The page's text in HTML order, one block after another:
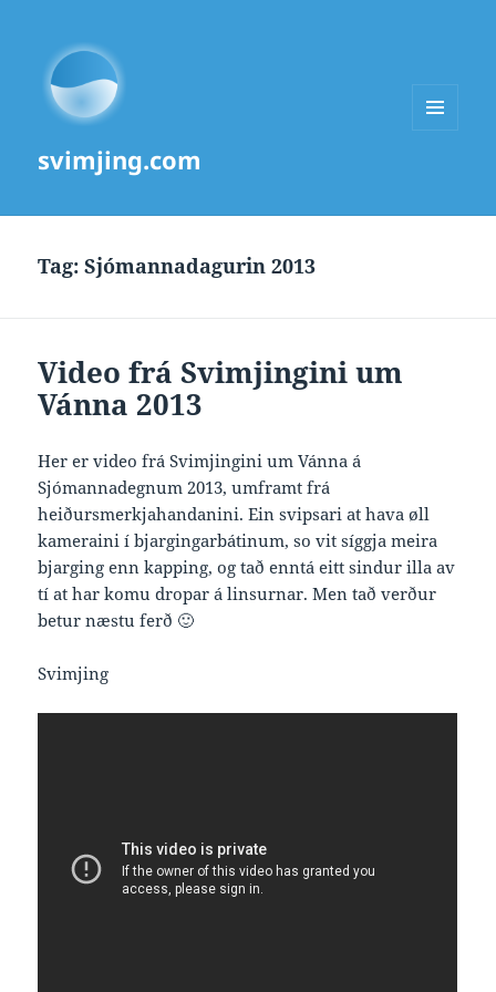
svimjing.com
Tag:Sjómannadagurin 2013
Video frá Svimjingini um
Vánna 2013
Her er video frá Svimjingini um Vánna á
Sjómannadegnum 2013, umframt frá
heiðursmerkjahandanini. Ein svipsari at hava øll
kameraini í bjargingarbátinum, so vit síggja meira
bjarging enn kapping, og tað enntá eitt sindur illa av
tí at har komu dropar á linsurnar. Men tað verður
betur næstu ferð 🙂
Svimjing